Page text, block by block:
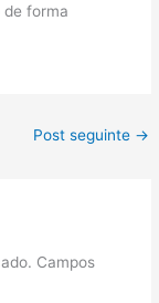
de forma
Post seguinte →
Campos